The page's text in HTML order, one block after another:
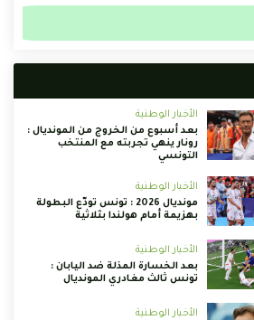
الأخبار الوطنية
بعد أسبوع من الخروج من المونديال :
رونار ينهي تجربته مع المنتخب
التونسي
الأخبار الوطنية
مونديال 2026 : تونس تودّع البطولة
بهزيمة أمام هولندا بثلاثية
الأخبار الوطنية
بعد الخسارة المذلة ضد اليابان :
تونس ثالث مغادري المونديال
الأخبار الوطنية